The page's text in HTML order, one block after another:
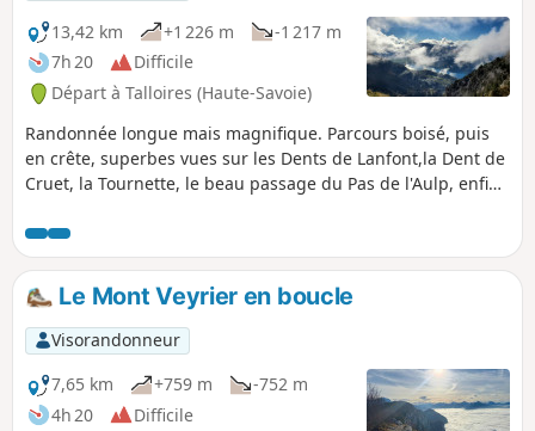
13,42 km
+1 226 m
-1 217 m
7h 20
Difficile
Départ à Talloires (Haute-Savoie)
Randonnée longue mais magnifique. Parcours boisé, puis
en crête, superbes vues sur les Dents de Lanfont,la Dent de
Cruet, la Tournette, le beau passage du Pas de l'Aulp, enfin
Noire.
Le Mont Veyrier en boucle
Visorandonneur
7,65 km
+759 m
-752 m
4h 20
Difficile